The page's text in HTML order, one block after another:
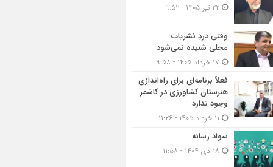
وقتی دردِ نشریات
محلی شنیده نمی‌شود
فعلاً برنامه‌ای برای راه‌اندازی
هنرستان کشاورزی در کاشمر
وجود ندارد
سواد رسانه